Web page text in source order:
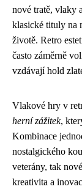
nové tratě, vlaky
klasické tituly na
životě. Retro
často záměrně
vzdávají hold
Vlakové hry v
herní zážitek,
Kombinace
nostalgického
veterány, tak
kreativita a